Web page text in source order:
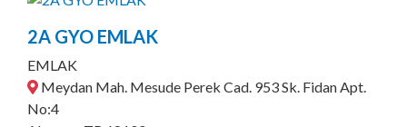
2A GYO EMLAK
EMLAK
Meydan Mah. Mesude Perek Cad. 953 Sk. Fidan Apt.
No:4